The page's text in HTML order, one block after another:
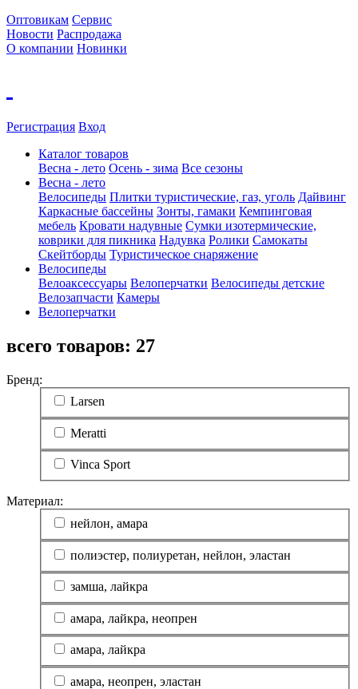
Оптовикам Сервис
Новости Распродажа
О компании Новинки
Регистрация Вход
Каталог товаров
Весна - лето Осень - зима Все сезоны
Весна - лето
Велосипеды Плитки туристические, газ, уголь Дайвинг
Каркасные бассейны Зонты, гамаки Кемпинговая
мебель Кровати надувные Cумки изотермические,
коврики для пикника Надувка Ролики Самокаты
Скейтборды Туристическое снаряжение
Велосипеды
Велоаксессуары Велоперчатки Велосипеды детские
Велозапчасти Камеры
Велоперчатки
всего товаров: 27
Бренд:
Larsen
Meratti
Vinca Sport
Материал:
нейлон, амара
полиэстер, полиуретан, нейлон, эластан
замша, лайкра
амара, лайкра, неопрен
амара, лайкра
амара, неопрен, эластан